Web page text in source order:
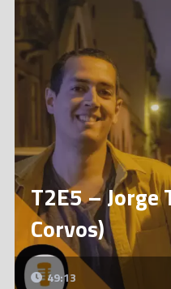
T2E5 – Jorge
Corvos)
49:13